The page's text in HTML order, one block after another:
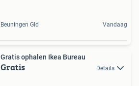
Beuningen Gld Vandaag
Gratis ophalen Ikea Bureau
Gratis Details